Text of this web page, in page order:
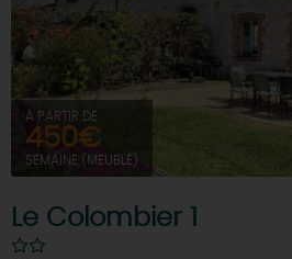
À PARTIR DE
450€
SEMAINE (MEUBLÉ)
Le Colombier 1